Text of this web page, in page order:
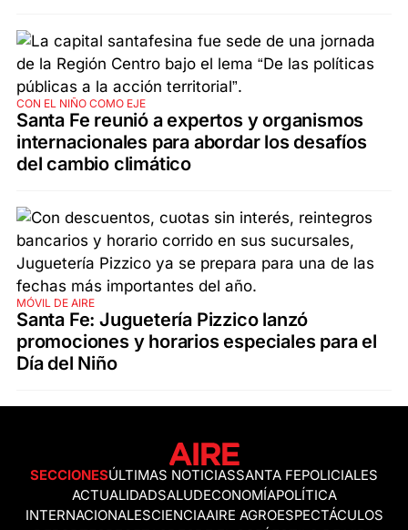
CON EL NIÑO COMO EJE
Santa Fe reunió a expertos y organismos
internacionales para abordar los desafíos
del cambio climático
MÓVIL DE AIRE
Santa Fe: Juguetería Pizzico lanzó
promociones y horarios especiales para el
Día del Niño
SECCIONESÚLTIMAS NOTICIASSANTA FEPOLICIALES
ACTUALIDADSALUDECONOMÍAPOLÍTICA
INTERNACIONALESCIENCIAAIRE AGROESPECTÁCULOS